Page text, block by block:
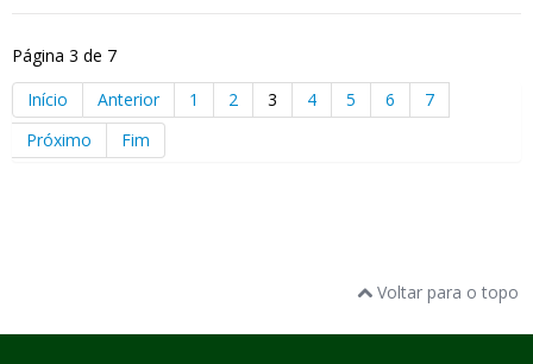
Página 3 de 7
Início
Anterior 1 2 3 4 5 6
7
Próximo
Fim
Voltar para o topo